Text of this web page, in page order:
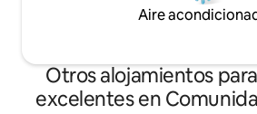
Aire
Otros alojamientos
excelentes en